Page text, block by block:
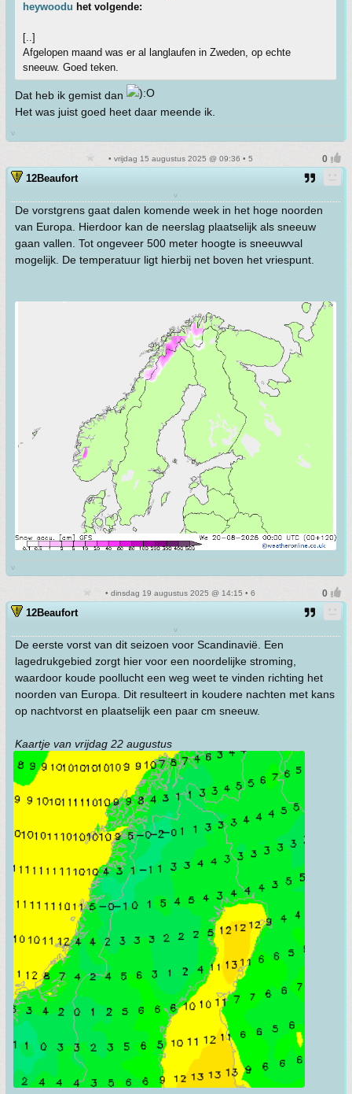
heywoodu het volgende:
[..]
Afgelopen maand was er al langlaufen in Zweden, op echte
sneeuw. Goed teken.
Dat heb ik gemist dan
Het was juist goed heet daar meende ik.
v
• vrijdag 15 augustus 2025 @ 09:36 • 5
12Beaufort
v
De vorstgrens gaat dalen komende week in het hoge noorden
van Europa. Hierdoor kan de neerslag plaatselijk als sneeuw
gaan vallen. Tot ongeveer 500 meter hoogte is sneeuwval
mogelijk. De temperatuur ligt hierbij net boven het vriespunt.
v
• dinsdag 19 augustus 2025 @ 14:15 • 6
12Beaufort
v
De eerste vorst van dit seizoen voor Scandinavië. Een
lagedrukgebied zorgt hier voor een noordelijke stroming,
waardoor koude poollucht een weg weet te vinden richting het
noorden van Europa. Dit resulteert in koudere nachten met kans
op nachtvorst en plaatselijk een paar cm sneeuw.
Kaartje van vrijdag 22 augustus